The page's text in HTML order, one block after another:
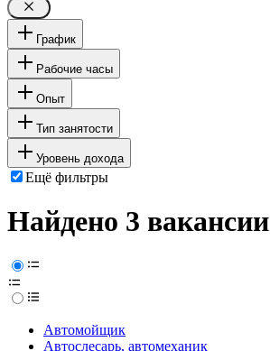
График
Рабочие часы
Опыт
Тип занятости
Уровень дохода
Ещё фильтры
Найдено 3 вакансии
Автомойщик
Автослесарь, автомеханик